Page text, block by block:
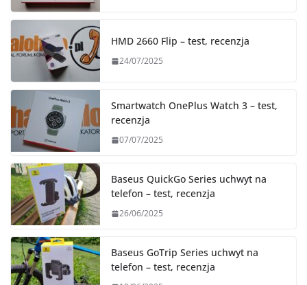
HMD 2660 Flip – test, recenzja
24/07/2025
Smartwatch OnePlus Watch 3 – test,
recenzja
07/07/2025
Baseus QuickGo Series uchwyt na
telefon – test, recenzja
26/06/2025
Baseus GoTrip Series uchwyt na
telefon – test, recenzja